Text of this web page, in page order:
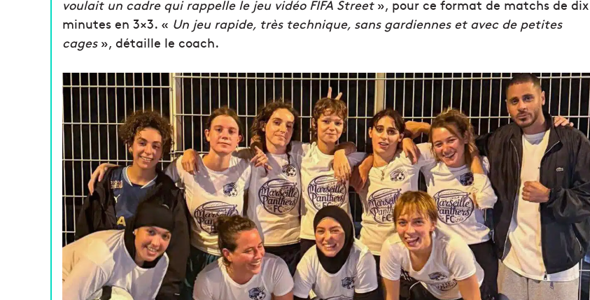
voulait un cadre qui rappelle le jeu vidéo FIFA Street», pour ce format de matchs de dix
minutes en 3×3. « Un jeu rapide, très technique, sans gardiennes et avec de petites
cages», détaille le coach.